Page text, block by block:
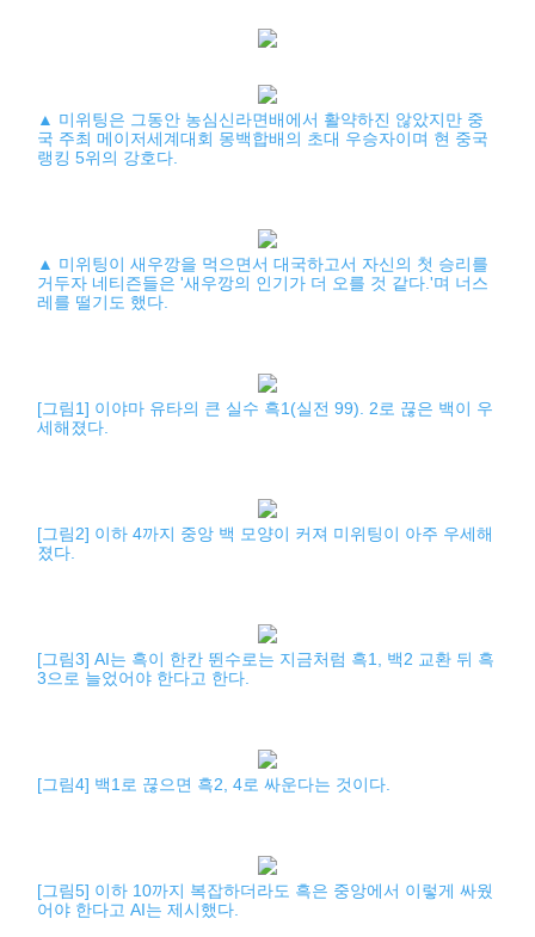
▲ 미위팅은 그동안 농심신라면배에서 활약하진 않았지만 중
국 주최 메이저세계대회 몽백합배의 초대 우승자이며 현 중국
랭킹 5위의 강호다.
▲ 미위팅이 새우깡을 먹으면서 대국하고서 자신의 첫 승리를
거두자 네티즌들은 '새우깡의 인기가 더 오를 것 같다.'며 너스
레를 떨기도 했다.
[그림1] 이야마 유타의 큰 실수 흑1(실전 99). 2로 끊은 백이 우
세해졌다.
[그림2] 이하 4까지 중앙 백 모양이 커져 미위팅이 아주 우세해
졌다.
[그림3] AI는 흑이 한칸 뛴수로는 지금처럼 흑1, 백2 교환 뒤 흑
3으로 늘었어야 한다고 한다.
[그림4] 백1로 끊으면 흑2, 4로 싸운다는 것이다.
[그림5] 이하 10까지 복잡하더라도 흑은 중앙에서 이렇게 싸웠
어야 한다고 AI는 제시했다.